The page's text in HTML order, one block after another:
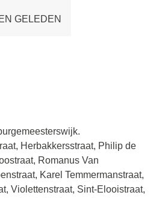
GELEDEN
Herbakkersstraat, Philip de
Romanus Van
Karel Temmermanstraat,
Violettenstraat, Sint-Elooistraat,